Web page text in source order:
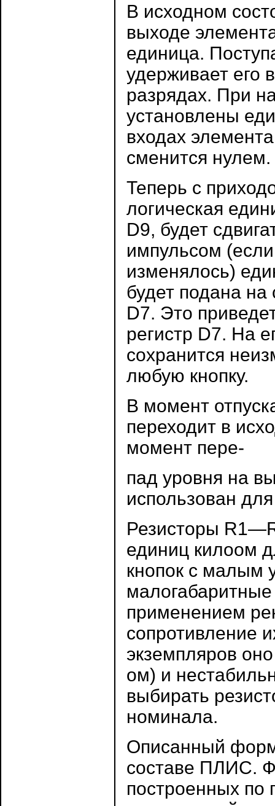
В исходном
выходе
единица.
удерживает его
разрядах. При
установлены
входах
сменится нулем.
Теперь с
логическая
D9, будет
импульсом
изменялось)
будет подана
D7. Это
регистр D7. На
сохранится
любую кнопку.
В момент
переходит в
момент пере-
пад уровня на
использован
Резисторы
единиц килоом
кнопок с малым
применением
сопротивление
экземпляров
ом) и
выбирать
номинала.
Описанный
составе ПЛИС.
построенных по